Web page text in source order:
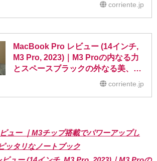
corriente.jp
MacBook Pro レビュー (14インチ,
M3 Pro, 2023)｜M3 Proの内なる力
とスペースブラックの外なる美、そ
corriente.jp
ュー ｜M3チップ搭載でパワーアップし
ッタリなノートブック